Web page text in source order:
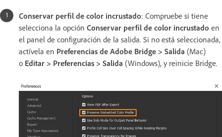
Conservar perfil de color incrustado: Compruebe si tiene
selecciona la opción Conservar perfil de color incrustado en
el panel de configuración de la salida. Si no está seleccionada,
actívela en Preferencias de Adobe Bridge > Salida (Mac)
o Editar > Preferencias > Salida (Windows), y reinicie Bridge.